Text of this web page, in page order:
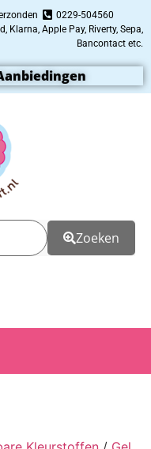
0229-504560
Klarna, Apple Pay, Riverty, Sepa,
Bancontact etc.
Zoeken